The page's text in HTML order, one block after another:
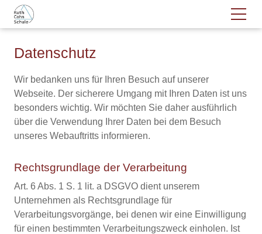
Datenschutz
Wir bedanken uns für Ihren Besuch auf unserer
Webseite. Der sicherere Umgang mit Ihren Daten ist uns
besonders wichtig. Wir möchten Sie daher ausführlich
über die Verwendung Ihrer Daten bei dem Besuch
unseres Webauftritts informieren.
Rechtsgrundlage der Verarbeitung
Art. 6 Abs. 1 S. 1 lit. a DSGVO dient unserem
Unternehmen als Rechtsgrundlage für
Verarbeitungsvorgänge, bei denen wir eine Einwilligung
für einen bestimmten Verarbeitungszweck einholen. Ist